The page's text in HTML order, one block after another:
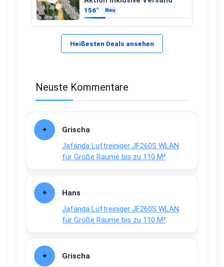
156° Neu
Heißesten Deals ansehen
Neuste Kommentare
Grischa
Jafända Luftreiniger JF260S WLAN
für Große Räume bis zu 110 M²
Hans
Jafända Luftreiniger JF260S WLAN
für Große Räume bis zu 110 M²
Grischa